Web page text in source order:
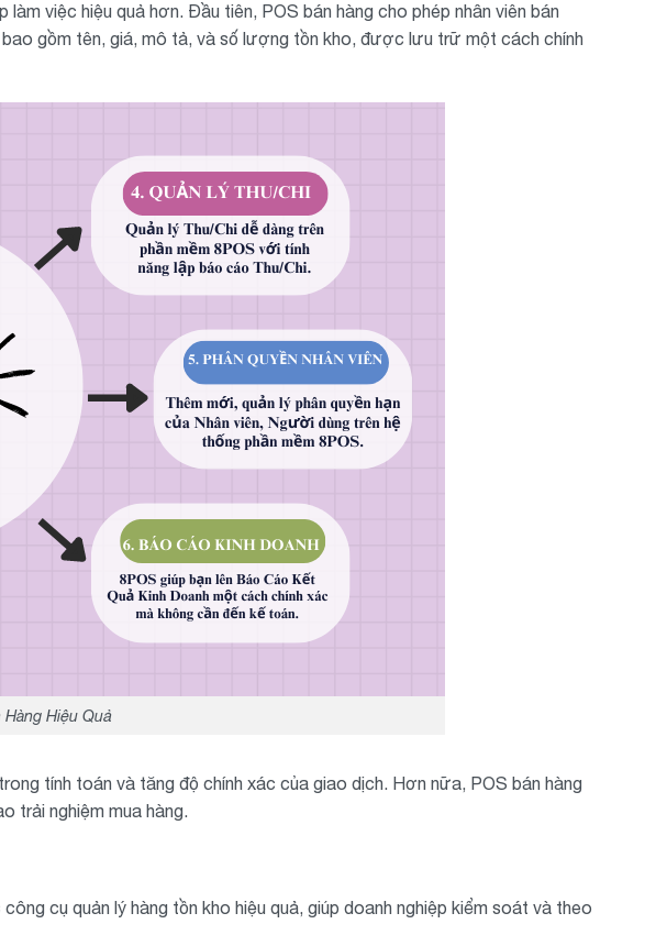
việc hiệu quả hơn. Đầu tiên, POS bán hàng cho phép nhân viên bán
gồm tên, giá, mô tả, và số lượng tồn kho, được lưu trữ một cách chính
Hàng Hiệu Quả
tính toán và tăng độ chính xác của giao dịch. Hơn nữa, POS bán hàng
trải nghiệm mua hàng.
cụ quản lý hàng tồn kho hiệu quả, giúp doanh nghiệp kiểm soát và theo